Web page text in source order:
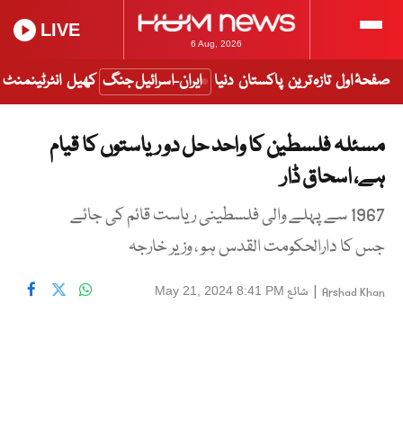
6 Aug, 2026
LIVE
صفحۂ اول تازہ ترین پاکستان دنیا ایران-اسرائیل جنگ کھیل انٹرٹینمنٹ
مسئلہ فلسطین کا واحد حل دو ریاستوں کا قیام
ہے، اسحاق ڈار
1967 سے پہلے والی فلسطینی ریاست قائم کی جائے
جس کا دارالحکومت القدس ہو ، وزیر خارجہ
Arshad Khan
| شائع May 21, 2024 8:41 PM